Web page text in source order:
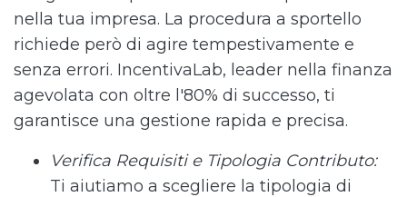
nella tua impresa. La procedura a sportello
richiede però di agire tempestivamente e
senza errori. IncentivaLab, leader nella finanza
agevolata con oltre l'80% di successo, ti
garantisce una gestione rapida e precisa.
Verifica Requisiti e Tipologia Contributo:
Ti aiutiamo a scegliere la tipologia di